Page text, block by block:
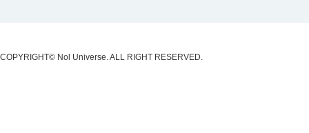
COPYRIGHT© Nol Universe. ALL RIGHT RESERVED.